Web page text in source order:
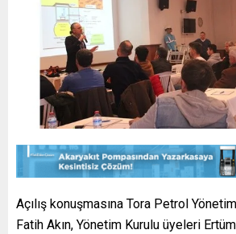
Açılış konuşmasına Tora Petrol
Fatih Akın, Yönetim Kurulu üyeleri